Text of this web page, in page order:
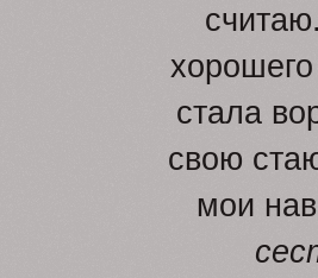
стала
свою
мои